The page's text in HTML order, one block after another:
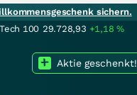
sichern.
100 29.728,93 +1,18%
Aktie geschenkt!